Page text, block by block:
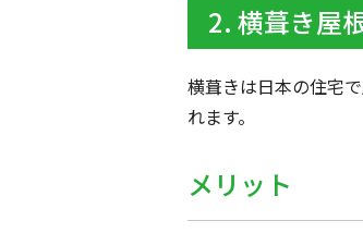
2. 横葺き屋
横葺きは日本の住宅
れます。
メリット